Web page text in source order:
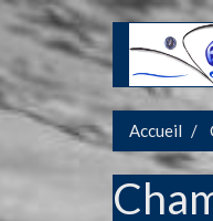
Aller
au
contenu
principal
Accueil